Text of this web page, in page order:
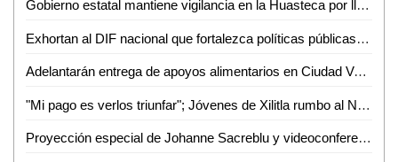
Gobierno estatal mantiene vigilancia en la Huasteca por lluvias y niveles de ríos
Exhortan al DIF nacional que fortalezca políticas públicas para erradicar el matrimonio infantil y la cohabitación forzada de personas menores de edad
Adelantarán entrega de apoyos alimentarios en Ciudad Valles por afectaciones de lluvias
"Mi pago es verlos triunfar"; Jóvenes de Xilitla rumbo al Nacional de Handball
Proyección especial de Johanne Sacreblu y videoconferencia con su autora en el MAC